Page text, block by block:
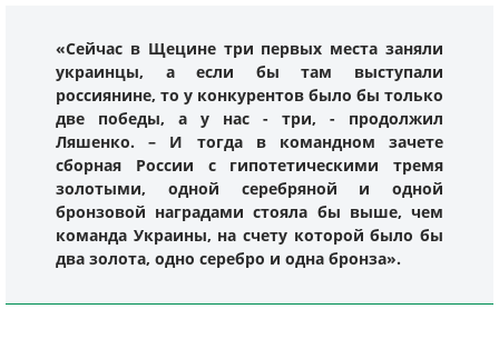
«Сейчас в Щецине три первых места заняли
украинцы, а если бы там выступали
россиянине, то у конкурентов было бы только
две победы, а у нас - три, - продолжил
Ляшенко. – И тогда в командном зачете
сборная России с гипотетическими тремя
золотыми, одной серебряной и одной
бронзовой наградами стояла бы выше, чем
команда Украины, на счету которой было бы
два золота, одно серебро и одна бронза».